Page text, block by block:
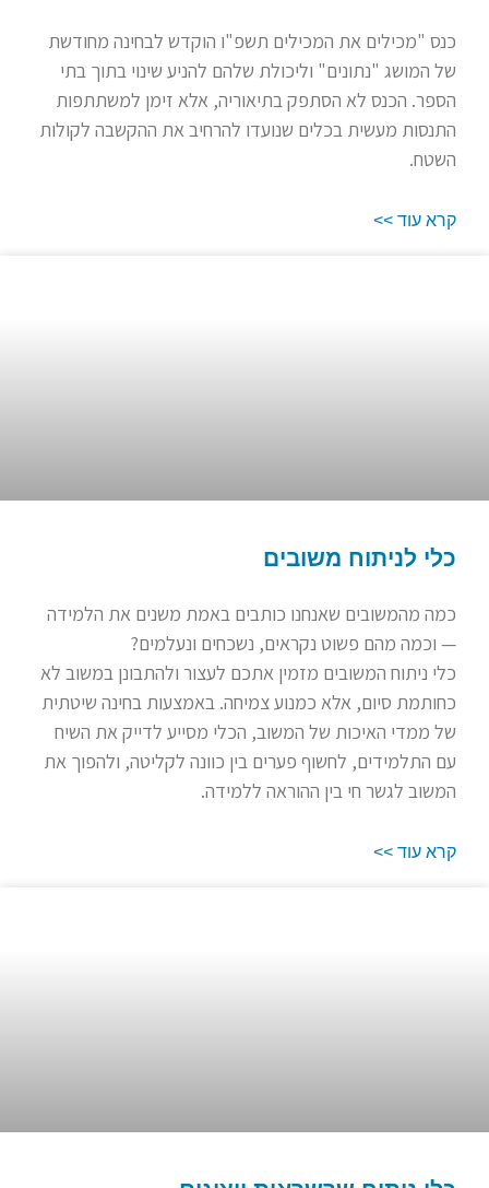
כנס "מכילים את המכילים תשפ"ו הוקדש לבחינה מחודשת
של המושג "נתונים" וליכולת שלהם להניע שינוי בתוך בתי
הספר. הכנס לא הסתפק בתיאוריה, אלא זימן למשתתפות
התנסות מעשית בכלים שנועדו להרחיב את ההקשבה לקולות
השטח.
קרא עוד >>
כלי לניתוח משובים
כמה מהמשובים שאנחנו כותבים באמת משנים את הלמידה
— וכמה מהם פשוט נקראים, נשכחים ונעלמים?
כלי ניתוח המשובים מזמין אתכם לעצור ולהתבונן במשוב לא
כחותמת סיום, אלא כמנוע צמיחה. באמצעות בחינה שיטתית
של ממדי האיכות של המשוב, הכלי מסייע לדייק את השיח
עם התלמידים, לחשוף פערים בין כוונה לקליטה, ולהפוך את
המשוב לגשר חי בין ההוראה ללמידה.
קרא עוד >>